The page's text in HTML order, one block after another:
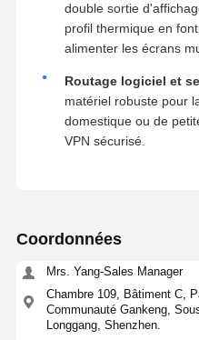
double sortie
profil thermique en
alimenter les écrans
Routage logiciel et
matériel robuste pour
domestique ou de
VPN sécurisé.
Coordonnées
Mrs. Yang-Sales Manager
Chambre 109, Bâtiment C,
Communauté Gankeng,
Longgang, Shenzhen.